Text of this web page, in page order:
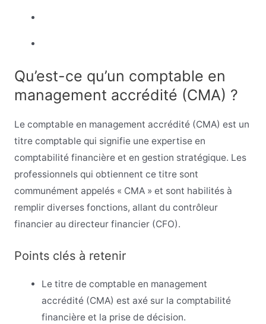
Qu’est-ce qu’un comptable en
management accrédité (CMA) ?
Le comptable en management accrédité (CMA) est un
titre comptable qui signifie une expertise en
comptabilité financière et en gestion stratégique. Les
professionnels qui obtiennent ce titre sont
communément appelés « CMA » et sont habilités à
remplir diverses fonctions, allant du contrôleur
financier au directeur financier (CFO).
Points clés à retenir
Le titre de comptable en management
accrédité (CMA) est axé sur la comptabilité
financière et la prise de décision.